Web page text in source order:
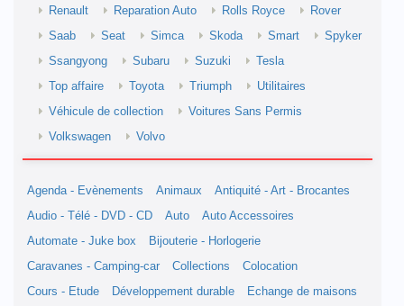
Renault
Reparation Auto Rolls Royce
Rover
Saab
Seat Simca Skoda Smart
Spyker
Ssangyong
Subaru Suzuki
Tesla
Top affaire
Toyota Triumph
Utilitaires
Véhicule de collection
Voitures Sans Permis
Volkswagen
Volvo
Agenda - Evènements Animaux
Antiquité - Art - Brocantes
Audio - Télé - DVD - CD
Auto
Auto Accessoires
Automate - Juke box
Bijouterie - Horlogerie
Caravanes - Camping-car
Collections
Colocation
Cours - Etude
Développement durable
Echange de maisons